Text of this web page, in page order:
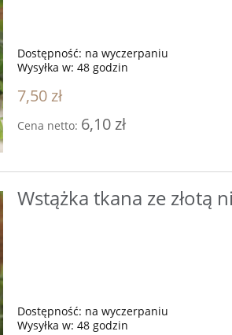
PEREŁKI Różowe 1cm 40g
Dostępność: na wyczerpaniu
Wysyłka w: 48 godzin
7,50 zł
Cena netto: 6,10 zł
Wstążka tkana ze złotą
Dostępność: na wyczerpaniu
Wysyłka w: 48 godzin